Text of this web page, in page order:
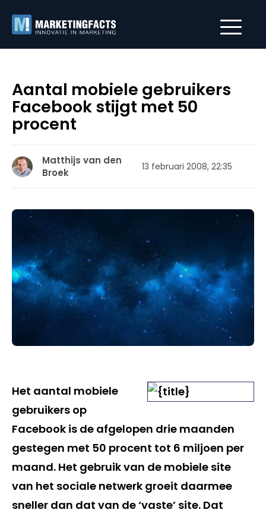
Aantal mobiele gebruikers
Facebook stijgt met 50
procent
Matthijs van den
Broek
13 februari 2008, 22:35
Het aantal mobiele
gebruikers op
Facebook is de afgelopen drie maanden
gestegen met 50 procent tot 6 miljoen per
maand. Het gebruik van de mobiele site
van het sociale netwerk groeit daarmee
sneller dan dat van de ‘vaste’ site. Dat